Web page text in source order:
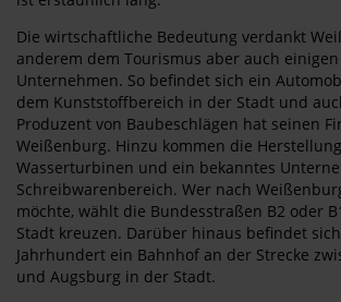
Die wirtschaftliche Bedeutung verdankt
anderem dem Tourismus aber auch
Unternehmen. So befindet sich ein
dem Kunststoffbereich in der Stadt und
Produzent von Baubeschlägen hat seinen
Weißenburg. Hinzu kommen die
Wasserturbinen und ein bekanntes
Schreibwarenbereich. Wer nach
möchte, wählt die Bundesstraßen B2 oder
Stadt kreuzen. Darüber hinaus befindet
Jahrhundert ein Bahnhof an der Strecke
und Augsburg in der Stadt.